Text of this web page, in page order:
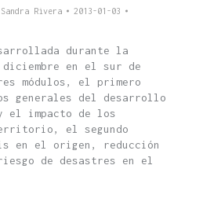
Sandra Rivera
2013-01-03
durante la
diciembre en el sur de
módulos, el primero
generales del desarrollo
el impacto de los
el segundo
en el origen, reducción
de desastres en el